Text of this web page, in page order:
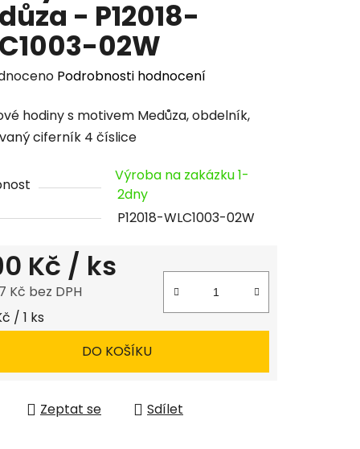
- P12018-
02W
Podrobnosti hodnocení
hodiny s motivem Medůza, obdelník,
ciferník 4 číslice
Výroba na zakázku 1-
2dny
P12018-WLC1003-02W
Kč / ks
Kč bez DPH
cena:
/ 1 ks
DO KOŠÍKU
Zeptat se Sdílet